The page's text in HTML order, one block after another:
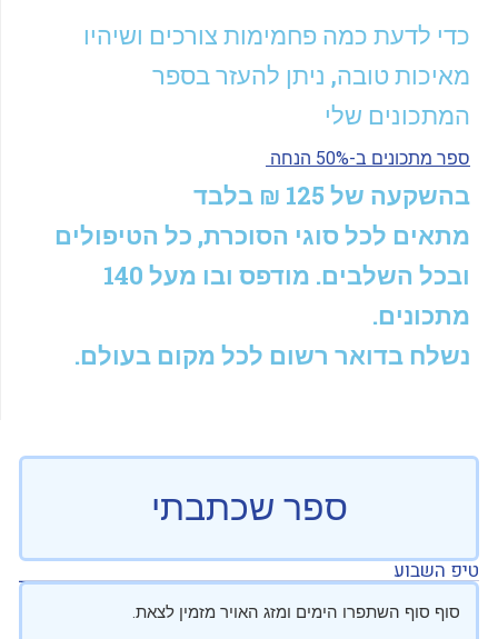
כדי לדעת כמה פחמימות צורכים ושיהיו
מאיכות טובה, ניתן להעזר בספר
המתכונים שלי
ספר מתכונים ב-50% הנחה
בהשקעה של 125 ₪ בלבד
מתאים לכל סוגי הסוכרת, כל הטיפולים
ובכל השלבים. מודפס ובו מעל 140
מתכונים.
נשלח בדואר רשום לכל מקום בעולם.
ספר שכתבתי
טיפ השבוע
סוף סוף השתפרו הימים ומזג האויר מזמין לצאת.